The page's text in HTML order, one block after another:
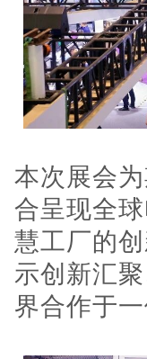
本次展会
合呈现全
慧工厂的
示创新汇
界合作于